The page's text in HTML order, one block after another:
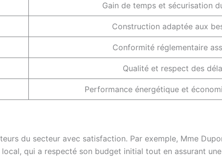
Gain de temps et sécurisation
Construction adaptée aux
Conformité réglementaire
Qualité et respect des
Performance énergétique et
du secteur avec satisfaction. Par exemple, Mme
local, qui a respecté son budget initial tout en assurant